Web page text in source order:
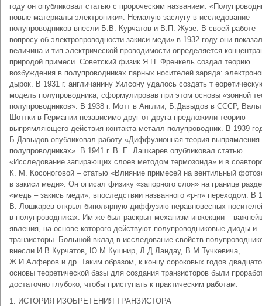
году он опубликовал статью с пророческим названием:
новые материалы электроники». Немалую заслугу в исследование
полупроводников внесли Б.В. Курчатов и В.П. Жузе. В своей работе
вопросу об электропроводности закиси меди» в 1932 году они
величина и тип электрической проводимости определяется
природой примеси. Советский физик Я.Н. Френкель создал теорию
возбуждения в полупроводниках парных носителей заряда:
дырок. В 1931 г. англичанину Уилсону удалось создать т
модель полупроводника, сформулировав при этом основы «зонной
полупроводников». В 1938 г. Мотт в Англии, Б.Давыдов в СССР,
Шоттки в Германии независимо друг от друга предложили теорию
выпрямляющего действия контакта металл-полупроводник. В 1939
Б.Давыдов опубликовал работу «Диффузионная теория выпрямления
полупроводниках». В 1941 г. В. Е. Лашкарев опубликовал статью
«Исследование запирающих слоев методом термозонда» и в
К. М. Косоноговой – статью «Влияние примесей на вентильный
в закиси меди». Он описал физику «запорного слоя» на границе
«медь – закись меди», впоследствии названного «p-n» переходом. В
В. Лошкарев открыл биполярную диффузию неравновесных
в полупроводниках. Им же был раскрыт механизм инжекции –
явления, на основе которого действуют полупроводниковые диоды и
транзисторы. Большой вклад в исследование свойств
внесли И.В.Курчатов, Ю.М.Кушнир, Л.Д.Ландау, В.М.Тучкевича,
Ж.И.Алферов и др. Таким образом, к концу сороковых годов
основы теоретической базы для создания транзисторов были
достаточно глубоко, чтобы приступать к практическим работам.
1. ИСТОРИЯ ИЗОБРЕТЕНИЯ ТРАНЗИСТОРА